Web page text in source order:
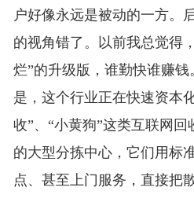
户好像永远是被动的一方。
的视角错了。以前我总觉得
烂”的升级版，谁勤快谁赚
是，这个行业正在快速资本
收”、“小黄狗”这类互联网
的大型分拣中心，它们用标
点、甚至上门服务，直接把